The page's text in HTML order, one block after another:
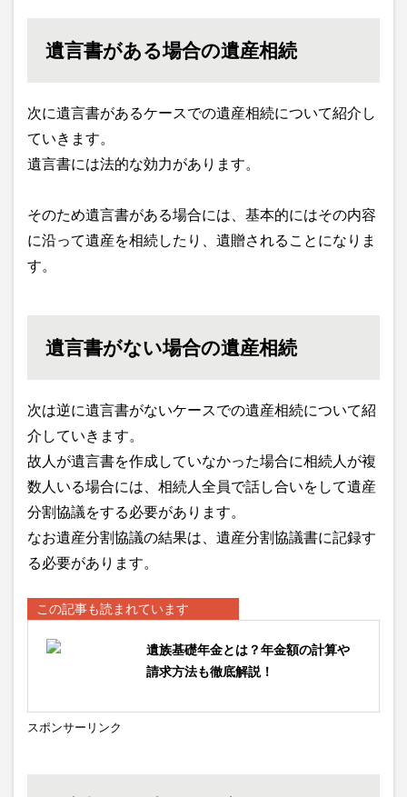
遺言書がある場合の遺産相続
次に遺言書があるケースでの遺産相続について紹介し
ていきます。
遺言書には法的な効力があります。
そのため遺言書がある場合には、基本的にはその内容
に沿って遺産を相続したり、遺贈されることになりま
す。
遺言書がない場合の遺産相続
次は逆に遺言書がないケースでの遺産相続について紹
介していきます。
故人が遺言書を作成していなかった場合に相続人が複
数人いる場合には、相続人全員で話し合いをして遺産
分割協議をする必要があります。
なお遺産分割協議の結果は、遺産分割協議書に記録す
る必要があります。
この記事も読まれています
遺族基礎年金とは？年金額の計算や
請求方法も徹底解説！
スポンサーリンク